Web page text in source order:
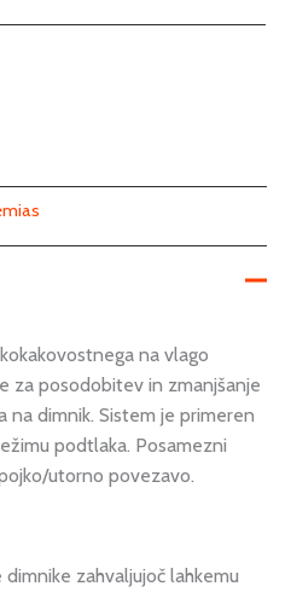
na vlago
za posodobitev in zmanjšanje
na dimnik. Sistem je primeren
podtlaka. Posamezni
utorno povezavo.
zahvaljujoč lahkemu